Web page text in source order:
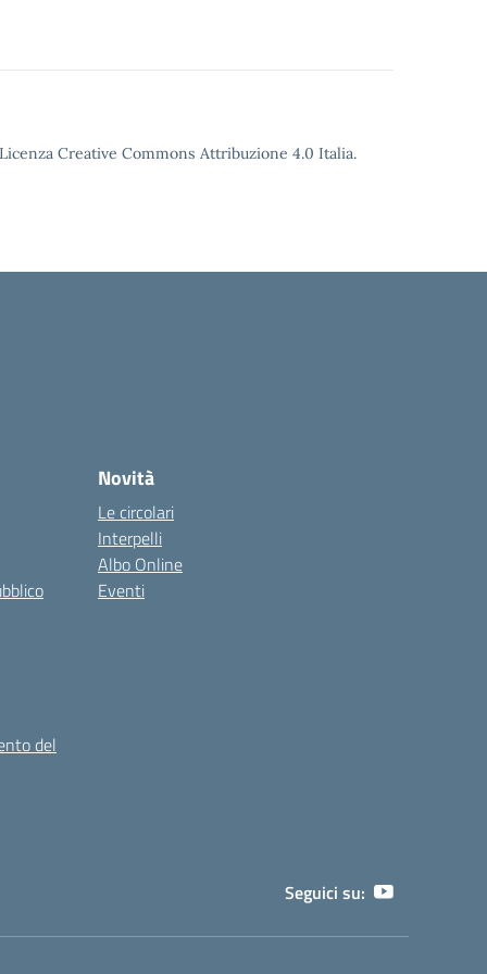
Creative Commons Attribuzione 4.0 Italia.
del
Novità
Le circolari
Interpelli
Albo Online
Eventi
Seguici su: